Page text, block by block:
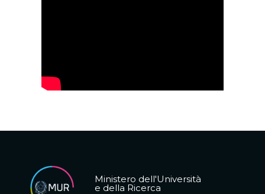
Ministero dell'Università
e della Ricerca